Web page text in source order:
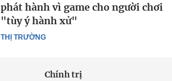
THỊ TRƯỜNG
phát hành vì game cho người chơi
"tùy ý hành xử"
Chính trị